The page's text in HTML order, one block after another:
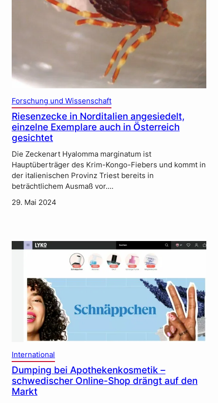
Forschung und Wissenschaft
Riesenzecke in Norditalien angesiedelt,
einzelne Exemplare auch in Österreich
gesichtet
Die Zeckenart Hyalomma marginatum ist
Hauptüberträger des Krim-Kongo-Fiebers und kommt in
der italienischen Provinz Triest bereits in
beträchtlichem Ausmaß vor.…
29. Mai 2024
International
Dumping bei Apothekenkosmetik –
schwedischer Online-Shop drängt auf den
Markt